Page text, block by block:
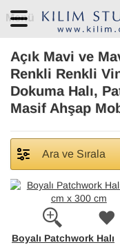
Menü
Açık Mavi ve
Renkli Renkli
Dokuma Halı,
Masif Ahşap
Ara ve Sırala
Boyalı Patchwork Halı